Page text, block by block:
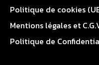
Politique de cookies
Mentions légales et
Politique de